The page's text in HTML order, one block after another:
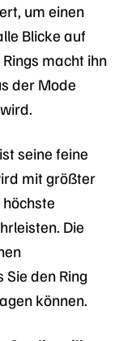
um einen
Blicke auf
macht ihn
der Mode
seine feine
mit größter
Die
den Ring
können.